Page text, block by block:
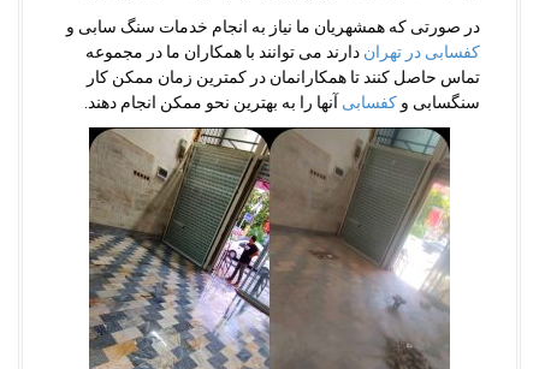
در صورتی که همشهریان ما نیاز به انجام خدمات سنگ سابی و
کفسابی در تهران دارند می توانند با همکاران ما در مجموعه
تماس حاصل کنند تا همکارانمان در کمترین زمان ممکن کار
سنگسابی و کفسابی آنها را به بهترین نحو ممکن انجام دهند.